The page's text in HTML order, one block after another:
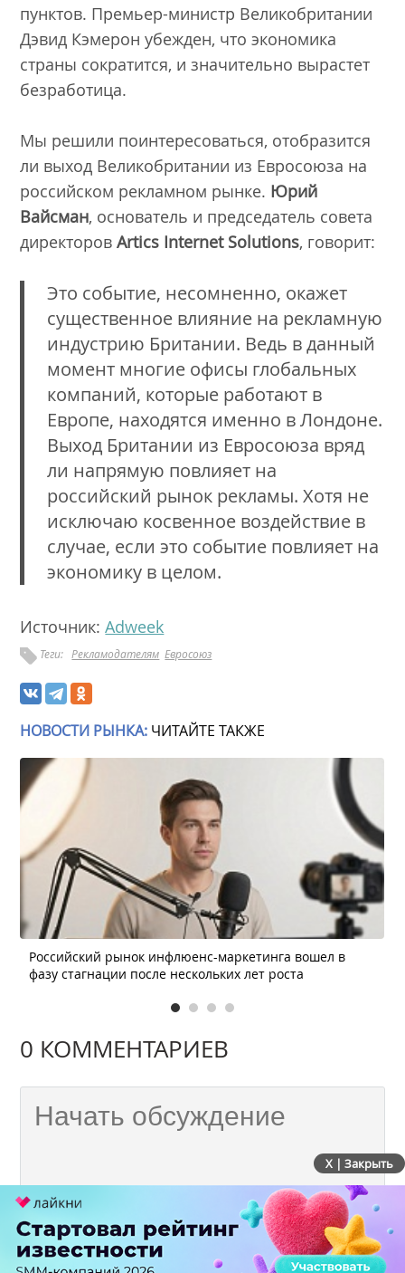
пунктов. Премьер-министр Великобритании
Дэвид Кэмерон убежден, что экономика
страны сократится, и значительно вырастет
безработица.
Мы решили поинтересоваться, отобразится
ли выход Великобритании из Евросоюза на
российском рекламном рынке. Юрий
Вайсман, основатель и председатель совета
директоровArtics Internet Solutions, говорит:
Это событие, несомненно, окажет
существенное влияние на рекламную
индустрию Британии. Ведь в данный
момент многие офисы глобальных
компаний, которые работают в
Европе, находятся именно в Лондоне.
Выход Британии из Евросоюза вряд
ли напрямую повлияет на
российский рынок рекламы. Хотя не
исключаю косвенное воздействие в
случае, если это событие повлияет на
экономику в целом.
Источник:Adweek
Теги: Рекламодателям Евросоюз
НОВОСТИ РЫНКА: ЧИТАЙТЕ ТАКЖЕ
Российский рынок инфлюенс-маркетинга вошел в
фазу стагнации после нескольких лет роста
0 КОММЕНТАРИЕВ
X | Закрыть